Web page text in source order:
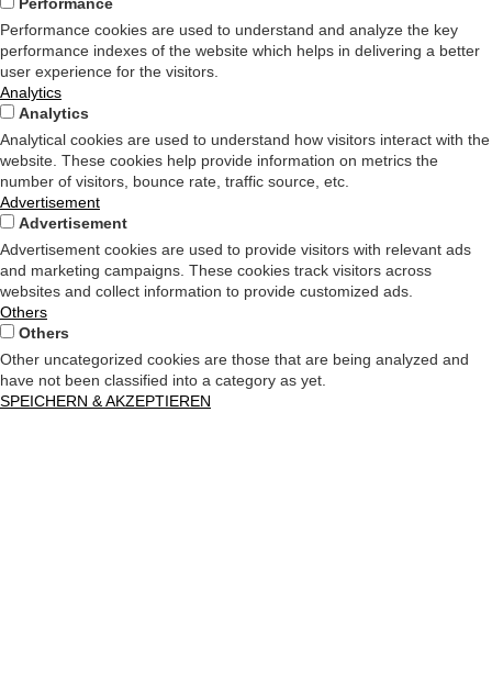
Performance cookies are used to understand and analyze the key
performance indexes of the website which helps in delivering a better
user experience for the visitors.
Analytics
Analytics
Analytical cookies are used to understand how visitors interact with the
website. These cookies help provide information on metrics the
number of visitors, bounce rate, traffic source, etc.
Advertisement
Advertisement
Advertisement cookies are used to provide visitors with relevant ads
and marketing campaigns. These cookies track visitors across
websites and collect information to provide customized ads.
Others
Others
Other uncategorized cookies are those that are being analyzed and
have not been classified into a category as yet.
SPEICHERN & AKZEPTIEREN